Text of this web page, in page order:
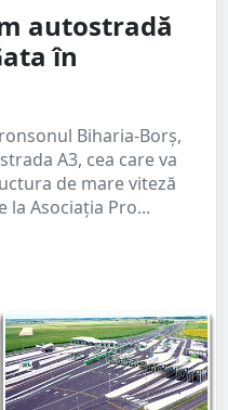
autostradă
în
Biharia-Borș,
A3, cea care va
de mare viteză
la Asociația Pro...